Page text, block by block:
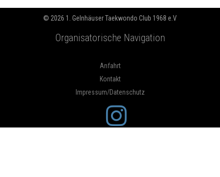
© 2026 1. Gelnhäuser Taekwondo Club 1968 e.V
Organisatorische Navigation
Anfahrt
Kontakt
Impressum/Datenschutz